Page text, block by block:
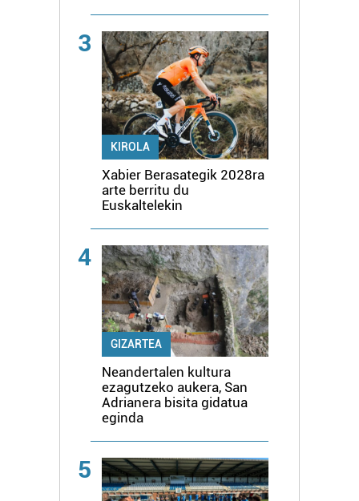
3
KIROLA
Xabier Berasategik 2028ra
arte berritu du
Euskaltelekin
4
GIZARTEA
Neandertalen kultura
ezagutzeko aukera, San
Adrianera bisita gidatua
eginda
5